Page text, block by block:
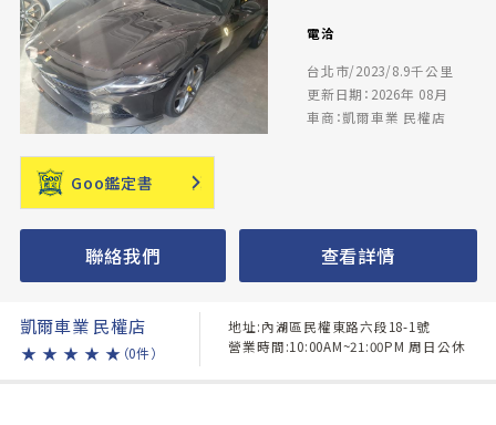
電洽
台北市/2023/8.9千公里
更新日期：2026年 08月
車商：凱爾車業 民權店
Goo鑑定書
聯絡我們 查看詳情
凱爾車業 民權店
★ ★ ★ ★ ★ （0件）
地址:內湖區民權東路六段18-1號
營業時間:10:00AM~21:00PM 周日公休